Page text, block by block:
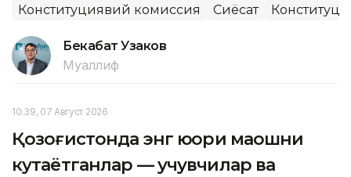
Конституциявий комиссия Сиёсат
Бекабат Узаков
Муаллиф
10:39, 07 Август 2026
Қозоғистонда энг юқори маошни
кутаётганлар — учувчилар ва